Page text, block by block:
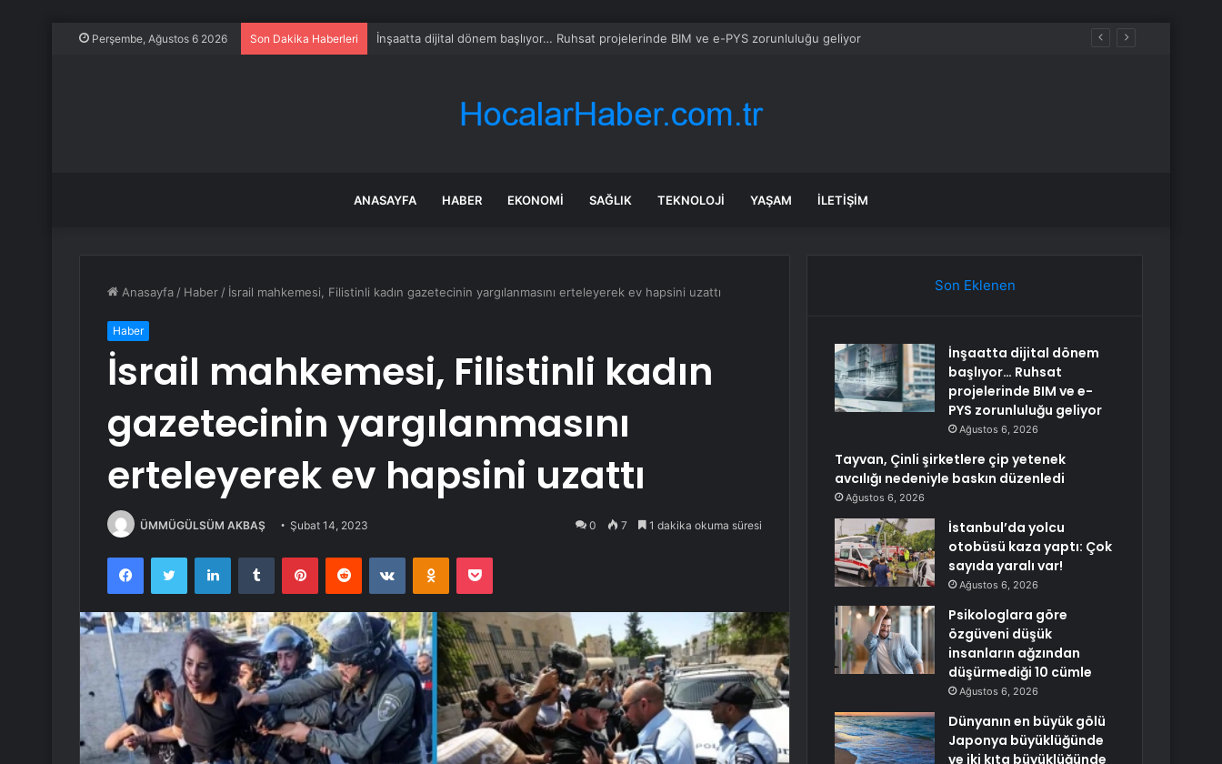
Perşembe, Ağustos 6 2026 Son Dakika Haberleri Tayvan, Çinli şirketlere çip yetenek avcılığı nedeniyle baskın düzenledi
ANASAYFA HABER EKONOMI SAĞLIK TEKNOLOJI YAŞAM İLETIŞIM
Anasayfa / Haber / İsrail mahkemesi, Filistinli kadın gazetecinin yargılanmasını erteleyerek ev hapsini uzattı
Haber
İsrail mahkemesi, Filistinli kadın
gazetecinin yargılanmasını
erteleyerek ev hapsini uzattı
ÜMMÜGÜLSÜM AKBAŞ Şubat 14, 2023 0 7 1 dakika okuma süresi
FacebookTwitter LinkedInTumblr PinterestReddit VKontakteOdnoklassniki
Pocket
Son Eklenen
İnşaatta dijital dönem
başlıyor… Ruhsat
projelerinde BIM ve e-
PYS zorunluluğu geliyor
Ağustos 6, 2026
Tayvan, Çinli şirketlere çip yetenek
avcılığı nedeniyle baskın düzenledi
Ağustos 6, 2026
İstanbul’da yolcu
otobüsü kaza yaptı: Çok
sayıda yaralı var!
Ağustos 6, 2026
Psikologlara göre
özgüveni düşük
insanların ağzından
düşürmediği 10 cümle
Ağustos 6, 2026
Dünyanın en büyük gölü
Japonya büyüklüğünde
ve iki kıta büyüklüğünde